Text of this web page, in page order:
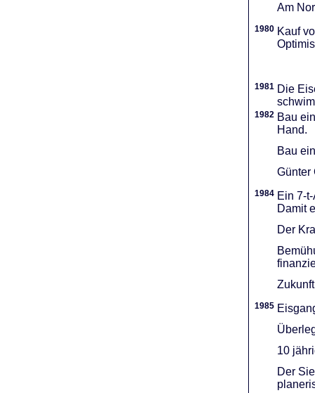
Am
1980 Kauf
1981 Die
1982 Bau
Hand.
Bau
Günter
1984 Ein 7-
Damit
Der
1985
10
Der